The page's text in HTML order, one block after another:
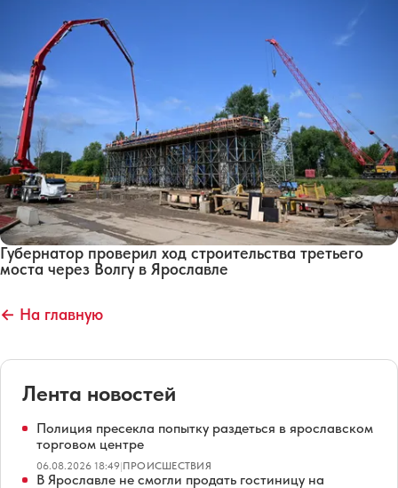
Губернатор проверил ход строительства третьего
моста через Волгу в Ярославле
← На главную
Лента новостей
Полиция пресекла попытку раздеться в ярославском
торговом центре
06.08.2026 18:49|ПРОИСШЕСТВИЯ
В Ярославле не смогли продать гостиницу на